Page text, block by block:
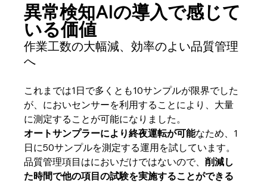
異常検知AIの導入で感じて
いる価値
作業工数の大幅減、効率のよい品質管理
へ
これまでは1日で多くとも10サンプルが限界でした
が、においセンサーを利用することにより、大量
に測定することが可能になりました。
オートサンプラーにより終夜運転が可能なため、1
日に50サンプルを測定する運用を試しています。
品質管理項目はにおいだけではないので、削減し
た時間で他の項目の試験を実施することができる